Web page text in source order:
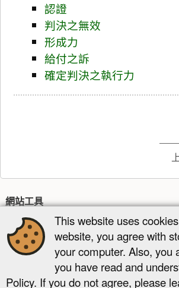
認證
判決之無效
形成力
給付之訴
確定判決之執行力
網站工具
最近更新 多媒體管理器 網站地圖
頁面工具
舊版 反向連結 回到頁頂
This website uses
website, you agree with
your computer. Also, you
you have read and
Policy. If you do not agree, please